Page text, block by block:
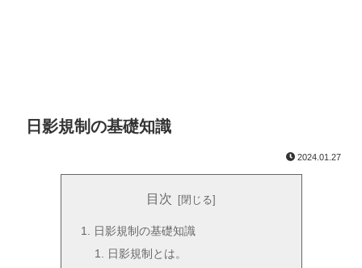
日影規制の基礎知識
2024.01.27
目次
日影規制の基礎知識
日影規制とは。